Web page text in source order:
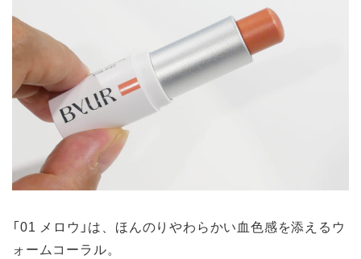
「01 メロウ」は、ほんのりやわらかい血色感を添えるウ
ォームコーラル。